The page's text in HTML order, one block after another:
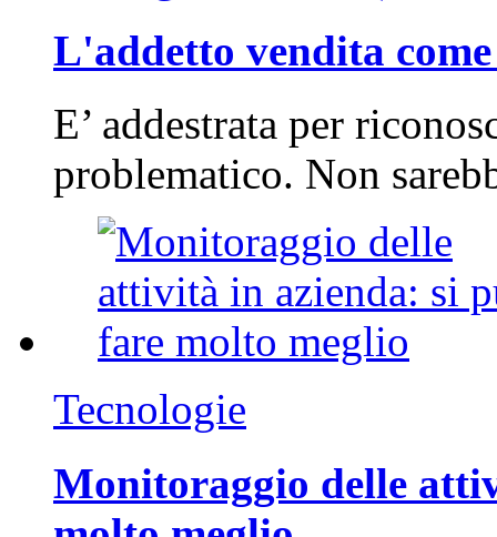
L'addetto vendita
E’ addestrata per
problematico. Non
Tecnologie
Monitoraggio delle